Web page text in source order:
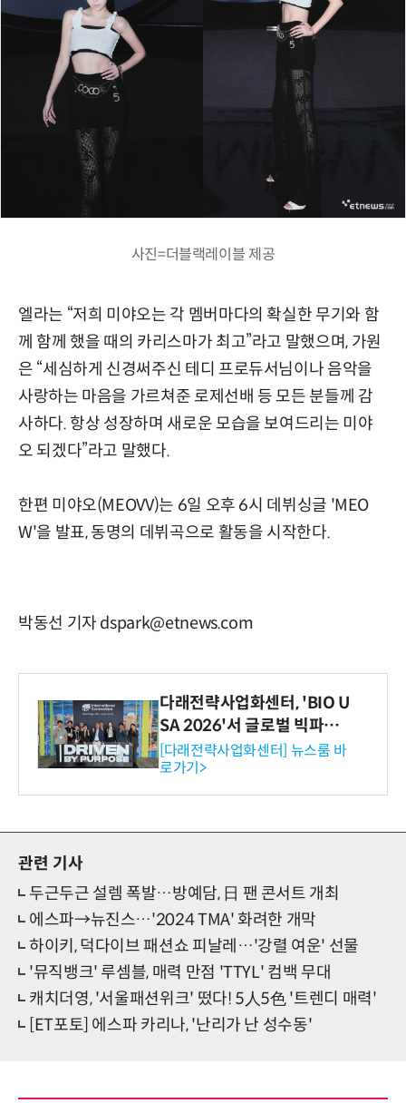
사진=더블랙레이블 제공
엘라는 “저희 미야오는 각 멤버마다의 확실한 무기와 함
께 함께 했을 때의 카리스마가 최고”라고 말했으며, 가원
은 “세심하게 신경써주신 테디 프로듀서님이나 음악을
사랑하는 마음을 가르쳐준 로제선배 등 모든 분들께 감
사하다. 항상 성장하며 새로운 모습을 보여드리는 미야
오 되겠다”라고 말했다.
한편 미야오(MEOVV)는 6일 오후 6시 데뷔싱글 'MEO
W'을 발표, 동명의 데뷔곡으로 활동을 시작한다.
박동선 기자 dspark@etnews.com
다래전략사업화센터, 'BIO U
SA 2026'서 글로벌 빅파마
와의 비즈니스 미팅 지원…K
-바이오 해외 진출 교두보 확
보
[다래전략사업화센터] 뉴스룸 바
로가기>
관련 기사
두근두근 설렘 폭발…방예담, 日 팬 콘서트 개최
에스파→뉴진스…'2024 TMA' 화려한 개막
하이키, 덕다이브 패션쇼 피날레…'강렬 여운' 선물
'뮤직뱅크' 루셈블, 매력 만점 'TTYL' 컴백 무대
캐치더영, '서울패션위크' 떴다! 5人5色 '트렌디 매력'
[ET포토] 에스파 카리나, '난리가 난 성수동'